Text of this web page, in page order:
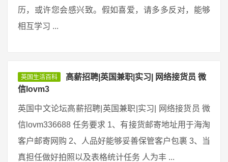
历，或许您会感兴致。假如喜爱，请多多反对，能够
相互学习 ...
英国生活百科
高薪招聘|英国兼职|实习| 网络接货员 微
信lovm3
英国中文论坛高薪招聘|英国兼职|实习| 网络接货员 微
信lovm336688 任务要求 1、有接货邮寄地址用于海淘
客户邮寄网购 2、人品好能够妥善保管客户包裹 3、当
真担任做好拍照以及表格统计任务 人为丰 ...